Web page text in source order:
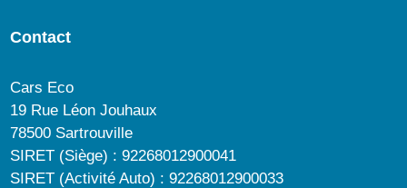
Contact
Cars Eco
19 Rue Léon Jouhaux
78500 Sartrouville
SIRET (Siège) : 92268012900041
SIRET (Activité Auto) : 92268012900033